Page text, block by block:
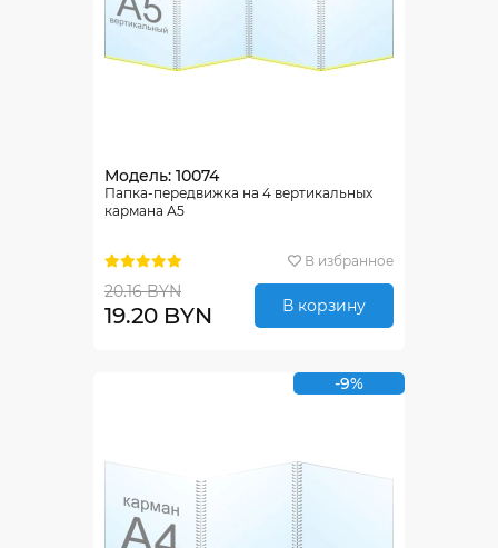
Модель: 10074
Папка-передвижка на 4 вертикальных
кармана А5
В избранное
20.16 BYN
19.20 BYN В корзину
-9%